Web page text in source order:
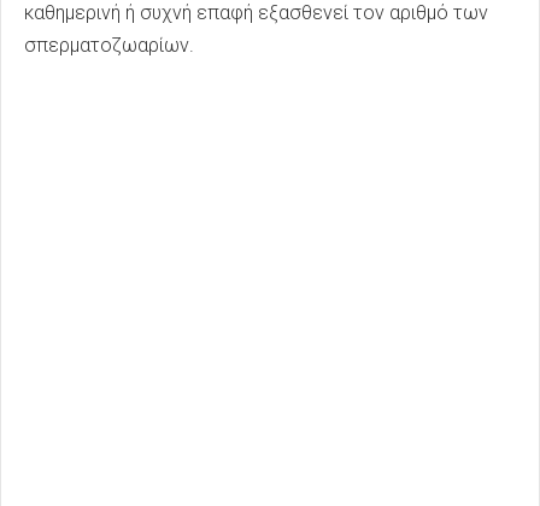
καθημερινή ή συχνή επαφή εξασθενεί τον αριθμό των
σπερματοζωαρίων.